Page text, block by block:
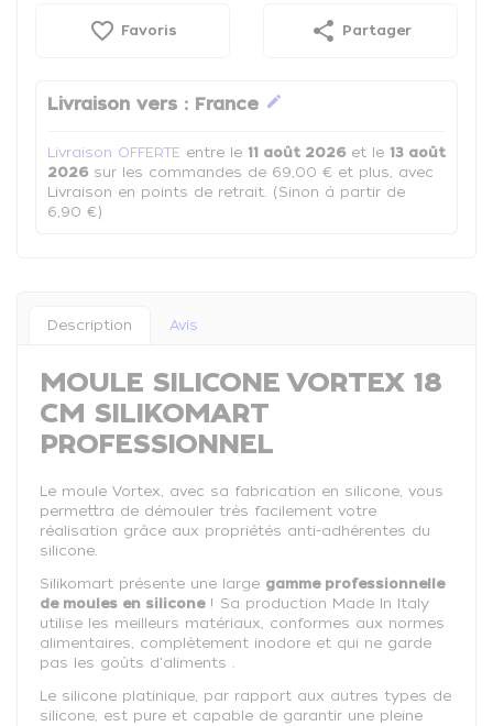
favorite_border Favoris share Partager
Livraison vers : France edit
Livraison OFFERTE entre le 11 août 2026 et le 13 août
2026 sur les commandes de 69,00 € et plus, avec
Livraison en points de retrait. (Sinon à partir de
6,90 €)
Description Avis
MOULE SILICONE VORTEX 18
CM SILIKOMART
PROFESSIONNEL
Le moule Vortex, avec sa fabrication en silicone, vous
permettra de démouler très facilement votre
réalisation grâce aux propriétés anti-adhérentes du
silicone.
Silikomart présente une large gamme professionnelle
de moules en silicone ! Sa production Made In Italy
utilise les meilleurs matériaux, conformes aux normes
alimentaires, complètement inodore et qui ne garde
pas les goûts d'aliments .
Le silicone platinique, par rapport aux autres types de
silicone, est pure et capable de garantir une pleine